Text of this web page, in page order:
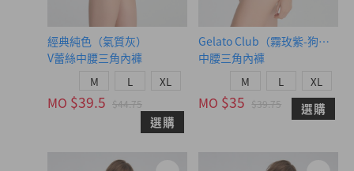
經典純色（氣質灰）
V蕾絲中腰三角內褲
M L XL
MO $39.5 $44.75
選購
Gelato Club（霧玫紫-狗狗冰）
中腰三角內褲
M L XL
MO $35 $39.75 選購